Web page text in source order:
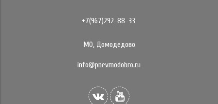
+7(967)292-88-33
МО, Домодедово
info@pnevmodobro.ru